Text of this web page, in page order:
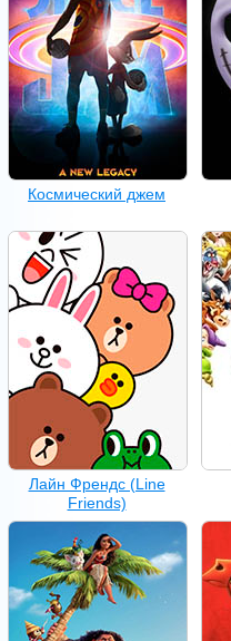
Космический джем
Лайн Френдс (Line
Friends)